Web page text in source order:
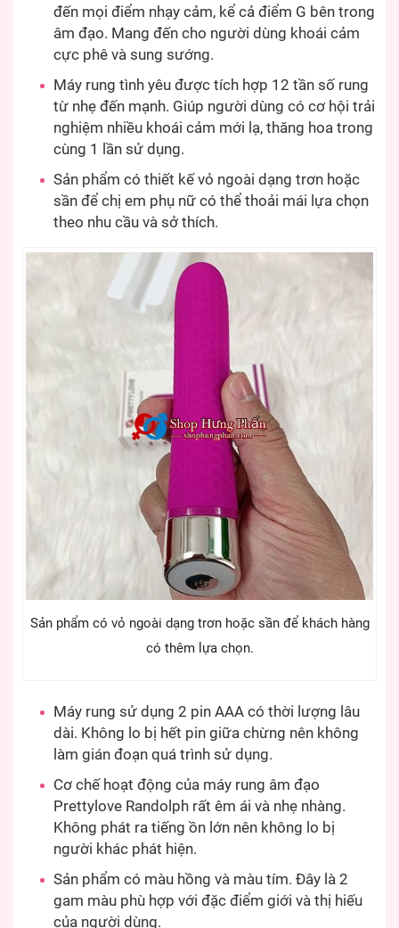
đến mọi điểm nhạy cảm, kể cả điểm G bên trong
âm đạo. Mang đến cho người dùng khoái cảm
cực phê và sung sướng.
Máy rung tình yêu được tích hợp 12 tần số rung
từ nhẹ đến mạnh. Giúp người dùng có cơ hội trải
nghiệm nhiều khoái cảm mới lạ, thăng hoa trong
cùng 1 lần sử dụng.
Sản phẩm có thiết kế vỏ ngoài dạng trơn hoặc
sần để chị em phụ nữ có thể thoải mái lựa chọn
theo nhu cầu và sở thích.
Sản phẩm có vỏ ngoài dạng trơn hoặc sần để khách hàng
có thêm lựa chọn.
Máy rung sử dụng 2 pin AAA có thời lượng lâu
dài. Không lo bị hết pin giữa chừng nên không
làm gián đoạn quá trình sử dụng.
Cơ chế hoạt động của máy rung âm đạo
Prettylove Randolph rất êm ái và nhẹ nhàng.
Không phát ra tiếng ồn lớn nên không lo bị
người khác phát hiện.
Sản phẩm có màu hồng và màu tím. Đây là 2
gam màu phù hợp với đặc điểm giới và thị hiếu
của người dùng.